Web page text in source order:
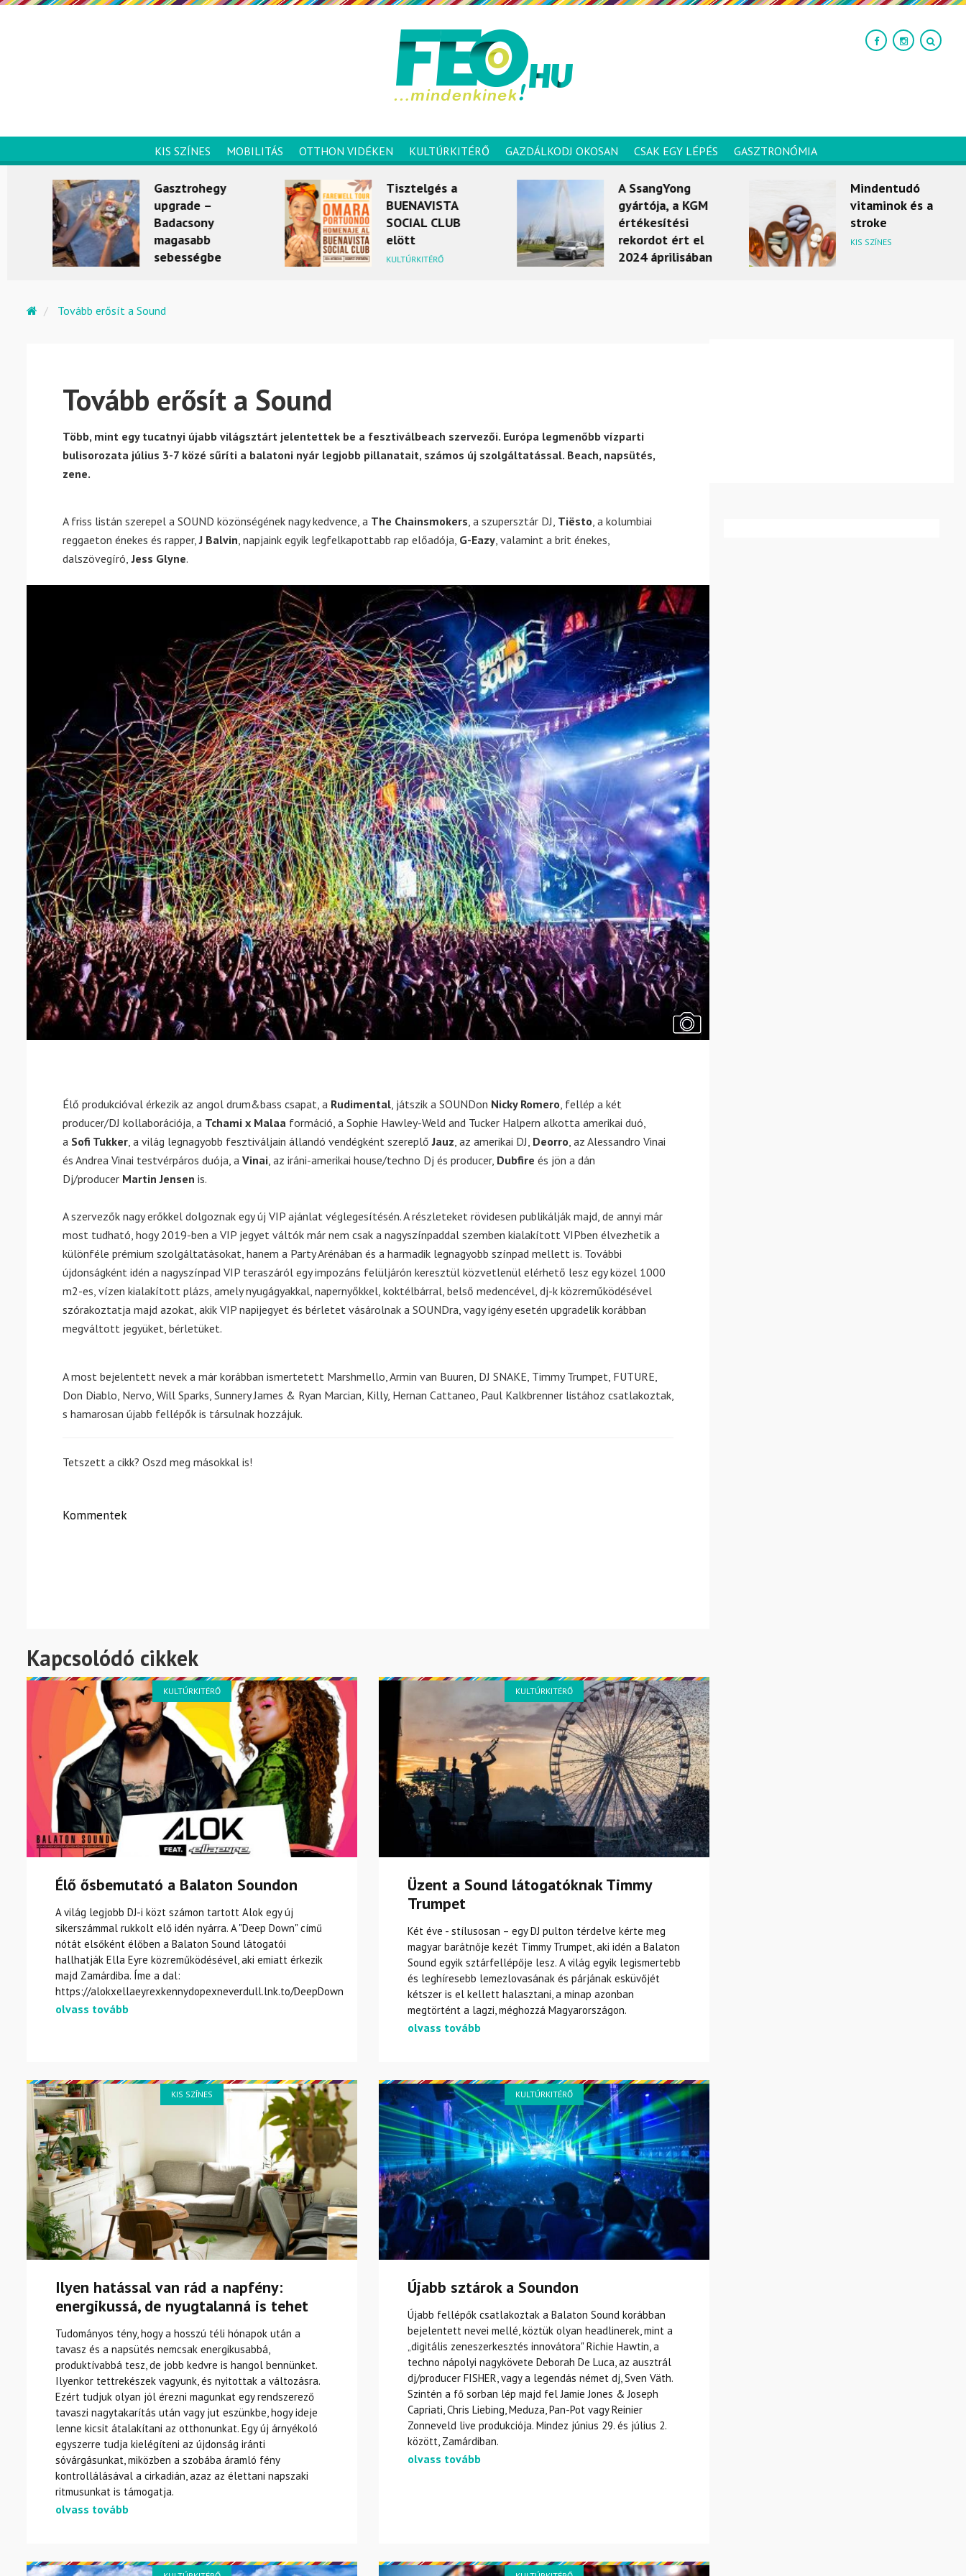
KIS SZÍNES MOBILITÁS OTTHON VIDÉKEN KULTÚRKITÉRŐ GAZDÁLKODJ OKOSAN CSAK EGY LÉPÉS GASZTRONÓMIA
Gasztrohegy
upgrade –
Badacsony
magasabb
sebességbe
Tisztelgés a
BUENAVISTA
SOCIAL CLUB
elött
KULTÚRKITÉRŐ
A SsangYong
gyártója, a KGM
értékesítési
rekordot ért el
2024 áprilisában
Mindentudó
vitaminok és a
stroke
KIS SZÍNES
Tovább erősít a Sound
Tovább erősít a Sound
Több, mint egy tucatnyi újabb világsztárt jelentettek be a fesztiválbeach szervezői. Európa legmenőbb vízparti
bulisorozata július 3-7 közé sűríti a balatoni nyár legjobb pillanatait, számos új szolgáltatással. Beach, napsütés,
zene.
A friss listán szerepel a SOUND közönségének nagy kedvence, a The Chainsmokers, a szupersztár DJ, Tiësto, a kolumbiai
reggaeton énekes és rapper,J Balvin, napjaink egyik legfelkapottabb rap előadója, G-Eazy, valamint a brit énekes,
dalszövegíró, Jess Glyne.
Élő produkcióval érkezik az angol drum&bass csapat, a Rudimental, játszik a SOUNDon Nicky Romero, fellép a két
producer/DJ kollaborációja, a Tchami x Malaa formáció, a Sophie Hawley-Weld and Tucker Halpern alkotta amerikai duó,
a Sofi Tukker, a világ legnagyobb fesztiváljain állandó vendégként szereplőJauz, az amerikai DJ, Deorro, az Alessandro Vinai
és Andrea Vinai testvérpáros duója, a Vinai, az iráni-amerikai house/techno Dj és producer, Dubfire és jön a dán
Dj/producer Martin Jensen is.
A szervezők nagy erőkkel dolgoznak egy új VIP ajánlat véglegesítésén. A részleteket rövidesen publikálják majd, de annyi már
most tudható, hogy 2019-ben a VIP jegyet váltók már nem csak a nagyszínpaddal szemben kialakított VIPben élvezhetik a
különféle prémium szolgáltatásokat, hanem a Party Arénában és a harmadik legnagyobb színpad mellett is. További
újdonságként idén a nagyszínpad VIP teraszáról egy impozáns felüljárón keresztül közvetlenül elérhető lesz egy közel 1000
m2-es, vízen kialakított plázs, amely nyugágyakkal, napernyőkkel, koktélbárral, belső medencével, dj-k közreműködésével
szórakoztatja majd azokat, akik VIP napijegyet és bérletet vásárolnak a SOUNDra, vagy igény esetén upgradelik korábban
megváltott jegyüket, bérletüket.
A most bejelentett nevek a már korábban ismertetett Marshmello, Armin van Buuren, DJ SNAKE, Timmy Trumpet, FUTURE,
Don Diablo, Nervo, Will Sparks, Sunnery James & Ryan Marcian, Killy, Hernan Cattaneo, Paul Kalkbrenner listához csatlakoztak,
s hamarosan újabb fellépők is társulnak hozzájuk.
Tetszett a cikk? Oszd meg másokkal is!
Kommentek
Kapcsolódó cikkek
KULTÚRKITÉRŐ
Élő ősbemutató a Balaton Soundon
A világ legjobb DJ-i közt számon tartott Alok egy új
sikerszámmal rukkolt elő idén nyárra. A "Deep Down" című
nótát elsőként élőben a Balaton Sound látogatói
hallhatják Ella Eyre közreműködésével, aki emiatt érkezik
majd Zamárdiba. Íme a dal:
https://alokxellaeyrexkennydopexneverdull.lnk.to/DeepDown
olvass tovább
KULTÚRKITÉRŐ
Üzent a Sound látogatóknak Timmy
Trumpet
Két éve - stílusosan – egy DJ pulton térdelve kérte meg
magyar barátnője kezét Timmy Trumpet, aki idén a Balaton
Sound egyik sztárfellépője lesz. A világ egyik legismertebb
és leghíresebb lemezlovasának és párjának esküvőjét
kétszer is el kellett halasztani, a minap azonban
megtörtént a lagzi, méghozzá Magyarországon.
olvass tovább
KIS SZÍNES
Ilyen hatással van rád a napfény:
energikussá, de nyugtalanná is tehet
Tudományos tény, hogy a hosszú téli hónapok után a
tavasz és a napsütés nemcsak energikusabbá,
produktívabbá tesz, de jobb kedvre is hangol bennünket.
Ilyenkor tettrekészek vagyunk, és nyitottak a változásra.
Ezért tudjuk olyan jól érezni magunkat egy rendszerező
tavaszi nagytakarítás után vagy jut eszünkbe, hogy ideje
lenne kicsit átalakítani az otthonunkat. Egy új árnyékoló
egyszerre tudja kielégíteni az újdonság iránti
sóvárgásunkat, miközben a szobába áramló fény
kontrollálásával a cirkadián, azaz az élettani napszaki
ritmusunkat is támogatja.
olvass tovább
KULTÚRKITÉRŐ
Újabb sztárok a Soundon
Újabb fellépők csatlakoztak a Balaton Sound korábban
bejelentett nevei mellé, köztük olyan headlinerek, mint a
„digitális zeneszerkesztés innovátora" Richie Hawtin, a
techno nápolyi nagykövete Deborah De Luca, az ausztrál
dj/producer FISHER, vagy a legendás német dj, Sven Väth.
Szintén a fő sorban lép majd fel Jamie Jones & Joseph
Capriati, Chris Liebing, Meduza, Pan-Pot vagy Reinier
Zonneveld live produkciója. Mindez június 29. és július 2.
között, Zamárdiban.
olvass tovább